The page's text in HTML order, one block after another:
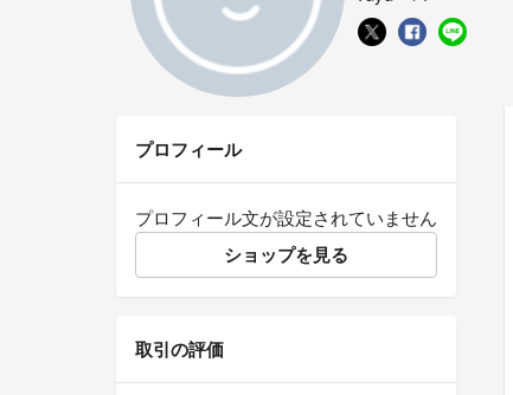
プロフィール
プロフィール文が設定されていません
ショップを見る
取引の評価